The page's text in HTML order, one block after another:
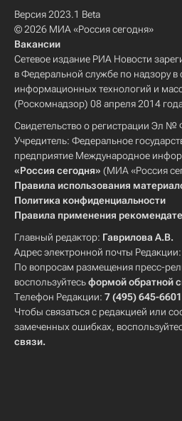
Версия 2023.1 Beta
© 2026 МИА «Россия сегодня»
Вакансии
Сетевое издание РИА Новости
в Федеральной службе по надзору в
информационных технологий и
(Роскомнадзор) 08 апреля 2014
Свидетельство о регистрации Эл
Учредитель: Федеральное
предприятие Международное
«Россия сегодня» (МИА «Россия
Правила использования
Политика конфиденциальности
Правила применения
Главный редактор: Гаврилова А.В.
Адрес электронной почты Редакции:
По вопросам размещения пресс-
воспользуйтесьформой обратной
Телефон Редакции: 7 (495) 645-6601
Чтобы связаться с редакцией или
замеченных ошибках,
связи.